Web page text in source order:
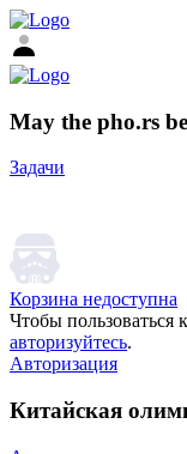
May the pho.rs
Задачи
Корзина недоступна
Чтобы пользоваться
авторизуйтесь.
Авторизация
Китайская